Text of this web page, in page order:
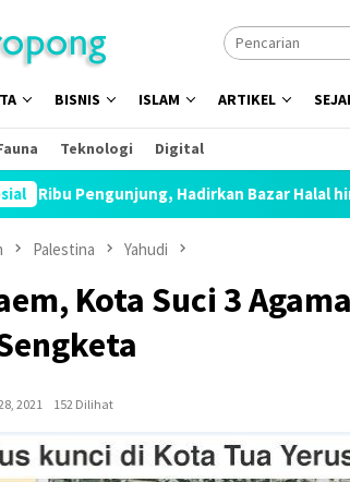
BISNIS ISLAM ARTIKEL
Teknologi Digital
Bazar Halal hingga Kajian Nasional
Palestina Yahudi
Kota Suci 3
2021
152 Dilihat